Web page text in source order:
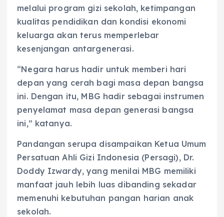
melalui program gizi sekolah, ketimpangan
kualitas pendidikan dan kondisi ekonomi
keluarga akan terus memperlebar
kesenjangan antargenerasi.
“Negara harus hadir untuk memberi hari
depan yang cerah bagi masa depan bangsa
ini. Dengan itu, MBG hadir sebagai instrumen
penyelamat masa depan generasi bangsa
ini,” katanya.
Pandangan serupa disampaikan Ketua Umum
Persatuan Ahli Gizi Indonesia (Persagi), Dr.
Doddy Izwardy, yang menilai MBG memiliki
manfaat jauh lebih luas dibanding sekadar
memenuhi kebutuhan pangan harian anak
sekolah.